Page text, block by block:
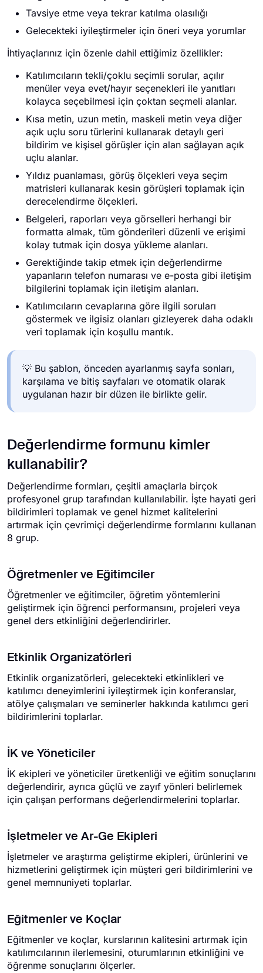
Tavsiye etme veya tekrar katılma olasılığı
Gelecekteki iyileştirmeler için öneri veya yorumlar
İhtiyaçlarınız için özenle dahil ettiğimiz özellikler:
Katılımcıların tekli/çoklu seçimli sorular, açılır
menüler veya evet/hayır seçenekleri ile yanıtları
kolayca seçebilmesi için çoktan seçmeli alanlar.
Kısa metin, uzun metin, maskeli metin veya diğer
açık uçlu soru türlerini kullanarak detaylı geri
bildirim ve kişisel görüşler için alan sağlayan açık
uçlu alanlar.
Yıldız puanlaması, görüş ölçekleri veya seçim
matrisleri kullanarak kesin görüşleri toplamak için
derecelendirme ölçekleri.
Belgeleri, raporları veya görselleri herhangi bir
formatta almak, tüm gönderileri düzenli ve erişimi
kolay tutmak için dosya yükleme alanları.
Gerektiğinde takip etmek için değerlendirme
yapanların telefon numarası ve e-posta gibi iletişim
bilgilerini toplamak için iletişim alanları.
Katılımcıların cevaplarına göre ilgili soruları
göstermek ve ilgisiz olanları gizleyerek daha odaklı
veri toplamak için koşullu mantık.
💡 Bu şablon, önceden ayarlanmış sayfa sonları,
karşılama ve bitiş sayfaları ve otomatik olarak
uygulanan hazır bir düzen ile birlikte gelir.
Değerlendirme formunu kimler
kullanabilir?
Değerlendirme formları, çeşitli amaçlarla birçok
profesyonel grup tarafından kullanılabilir. İşte hayati geri
bildirimleri toplamak ve genel hizmet kalitelerini
artırmak için çevrimiçi değerlendirme formlarını kullanan
8 grup.
Öğretmenler ve Eğitimciler
Öğretmenler ve eğitimciler, öğretim yöntemlerini
geliştirmek için öğrenci performansını, projeleri veya
genel ders etkinliğini değerlendirirler.
Etkinlik Organizatörleri
Etkinlik organizatörleri, gelecekteki etkinlikleri ve
katılımcı deneyimlerini iyileştirmek için konferanslar,
atölye çalışmaları ve seminerler hakkında katılımcı geri
bildirimlerini toplarlar.
İK ve Yöneticiler
İK ekipleri ve yöneticiler üretkenliği ve eğitim sonuçlarını
değerlendirir, ayrıca güçlü ve zayıf yönleri belirlemek
için çalışan performans değerlendirmelerini toplarlar.
İşletmeler ve Ar-Ge Ekipleri
İşletmeler ve araştırma geliştirme ekipleri, ürünlerini ve
hizmetlerini geliştirmek için müşteri geri bildirimlerini ve
genel memnuniyeti toplarlar.
Eğitmenler ve Koçlar
Eğitmenler ve koçlar, kurslarının kalitesini artırmak için
katılımcılarının ilerlemesini, oturumlarının etkinliğini ve
öğrenme sonuçlarını ölçerler.